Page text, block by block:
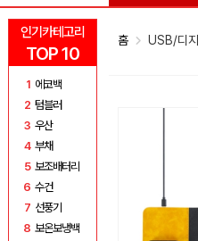
인기카테고리
TOP 10
1 에코백
2 텀블러
3 우산
4 부채
5 보조배터리
6 수건
7 선풍기
8 보온보냉백
홈 USB/디